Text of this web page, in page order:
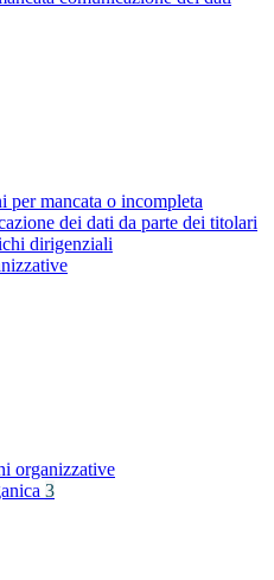
per mancata o incompleta
dei dati da parte dei titolari
dirigenziali
organizzative
3